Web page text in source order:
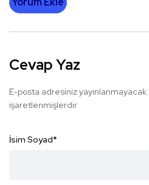
Cevap Yaz
E-posta adresiniz yayınlanmayacak.
işaretlenmişlerdir
İsim Soyad*